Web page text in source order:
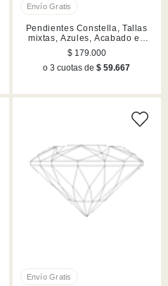
Pendientes Constella, Tallas
mixtas, Azules, Acabado en
rodio
$ 179.000
o 3 cuotas de$ 59.667